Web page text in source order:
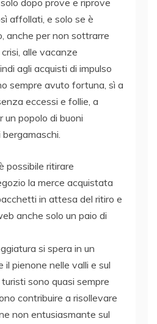
dopo prove e riprove
affollati, e solo se è
anche per non sottrarre
alle vacanze
agli acquisti di impulso
sempre avuto fortuna, sì a
eccessi e follie, a
un popolo di buoni
possibile ritirare
la merce acquistata
in attesa del ritiro e
anche solo un paio di
si spera in un
il pienone nelle valli e sul
sono quasi sempre
contribuire a risollevare
non entusiasmante sul